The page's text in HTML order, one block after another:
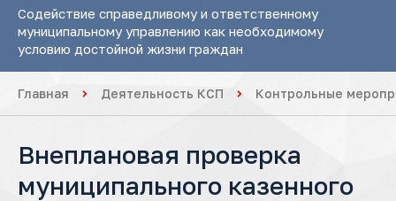
Содействие справедливому и ответственному
муниципальному управлению как необходимому
условию достойной жизни граждан
Главная Деятельность КСП Контрольные
Внеплановая проверка
муниципального казенного